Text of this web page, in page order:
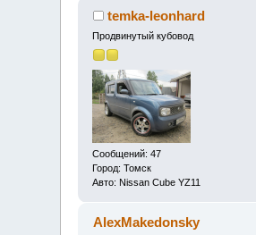
temka-leonhard
Продвинутый кубовод
Сообщений: 47
Город: Томск
Авто: Nissan Cube YZ11
AlexMakedonsky